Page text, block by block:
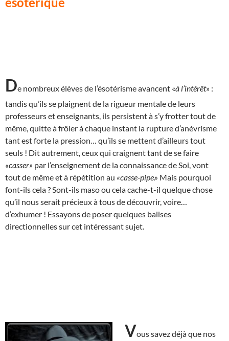
De nombreux élèves de l’ésotérisme avancent «à l’intérêt» :
tandis qu’ils se plaignent de la rigueur mentale de leurs
professeurs et enseignants, ils persistent à s’y frotter tout de
même, quitte à frôler à chaque instant la rupture d’anévrisme
tant est forte la pression… qu’ils se mettent d’ailleurs tout
seuls ! Dit autrement, ceux qui craignent tant de se faire
«casser» par l’enseignement de la connaissance de Soi, vont
tout de même et à répétition au «casse-pipe.» Mais pourquoi
font-ils cela ? Sont-ils maso ou cela cache-t-il quelque chose
qu’il nous serait précieux à tous de découvrir, voire…
d’exhumer ! Essayons de poser quelques balises
directionnelles sur cet intéressant sujet.
Vous savez déjà que nos